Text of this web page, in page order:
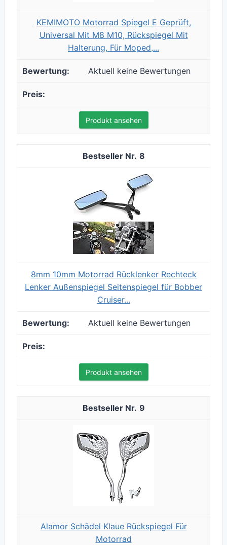
KEMIMOTO Motorrad Spiegel E Geprüft,
Universal Mit M8 M10, Rückspiegel Mit
Halterung, Für Moped,...
Aktuell keine Bewertungen
Produkt ansehen
8
8mm 10mm Motorrad Rücklenker Rechteck
Lenker Außenspiegel Seitenspiegel für Bobber
Cruiser...
Aktuell keine Bewertungen
Produkt ansehen
9
Alamor Schädel Klaue Rückspiegel Für
Motorrad